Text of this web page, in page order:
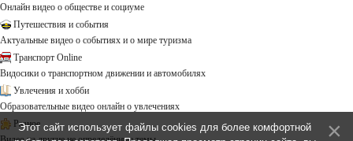
Онлайн видео о обществе и социуме
Путешествия и события
Актуальные видео о событиях и о мире туризма
Транспорт Online
Видосики о транспортном движении и автомобилях
Увлечения и хобби
Образовательные видео онлайн о увлечениях
Разное
Этот сайт использует файлы cookies для более комфортной